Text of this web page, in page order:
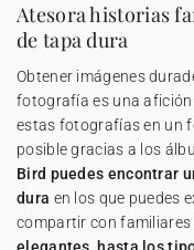
Atesora historias
de tapa dura
Obtener imágenes
fotografía es una
estas fotografías en un
posible gracias a los
Bird puedes encontrar
dura en los que puedes
compartir con familiares